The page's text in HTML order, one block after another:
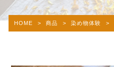
HOME > 商品 > 染め物体験 >